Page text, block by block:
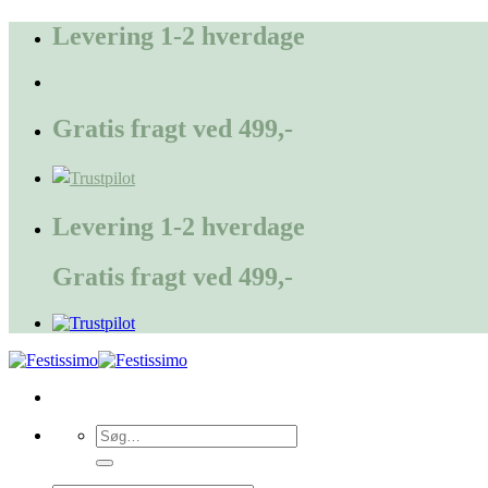
FortsætLevering 1-2 hverdage
Gratis fragt ved 499,-
Levering 1-2 hverdage
Gratis fragt ved 499,-
Søg
efter: